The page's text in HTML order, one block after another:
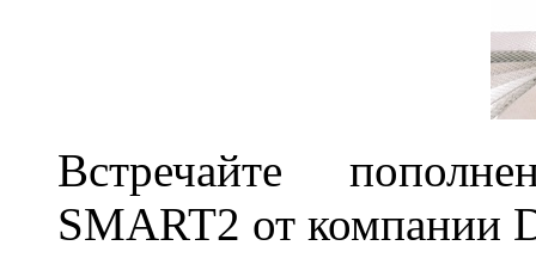
Встречайте
SMART2 от компании